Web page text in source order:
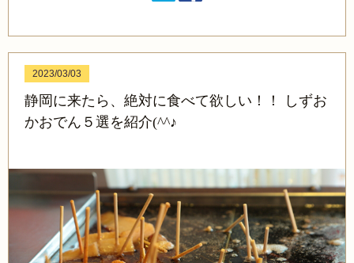
2023/03/03
静岡に来たら、絶対に食べて欲しい！！ しずお
かおでん５選を紹介(^^♪